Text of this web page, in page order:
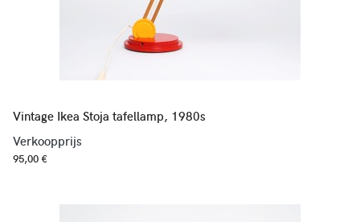
Vintage Ikea Stoja tafellamp, 1980s
Verkoopprijs
95,00 €